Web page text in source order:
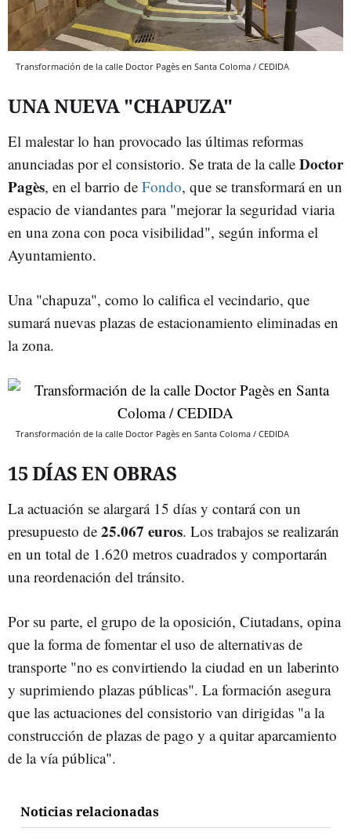
Transformación de la calle Doctor Pagès en Santa Coloma / CEDIDA
UNA NUEVA "CHAPUZA"
El malestar lo han provocado las últimas reformas
anunciadas por el consistorio. Se trata de la calle Doctor
Pagès, en el barrio de Fondo, que se transformará en un
espacio de viandantes para "mejorar la seguridad viaria
en una zona con poca visibilidad", según informa el
Ayuntamiento.
Una "chapuza", como lo califica el vecindario, que
sumará nuevas plazas de estacionamiento eliminadas en
la zona.
Transformación de la calle Doctor Pagès en Santa Coloma / CEDIDA
15 DÍAS EN OBRAS
La actuación se alargará 15 días y contará con un
presupuesto de 25.067 euros. Los trabajos se realizarán
en un total de 1.620 metros cuadrados y comportarán
una reordenación del tránsito.
Por su parte, el grupo de la oposición, Ciutadans, opina
que la forma de fomentar el uso de alternativas de
transporte "no es convirtiendo la ciudad en un laberinto
y suprimiendo plazas públicas". La formación asegura
que las actuaciones del consistorio van dirigidas "a la
construcción de plazas de pago y a quitar aparcamiento
de la vía pública".
Noticias relacionadas